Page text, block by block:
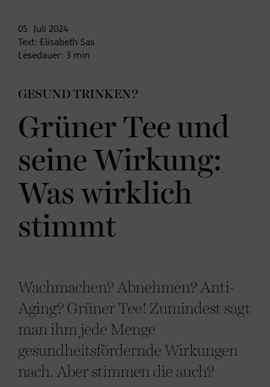
05. Juli 2024
Text: Elisabeth Sas
Lesedauer: 3 min
GESUND TRINKEN?
Grüner Tee und
seine Wirkung:
Was wirklich
stimmt
Wachmachen? Abnehmen? Anti-
Aging? Grüner Tee! Zumindest sagt
man ihm jede Menge
gesundheitsfördernde Wirkungen
nach. Aber stimmen die auch?